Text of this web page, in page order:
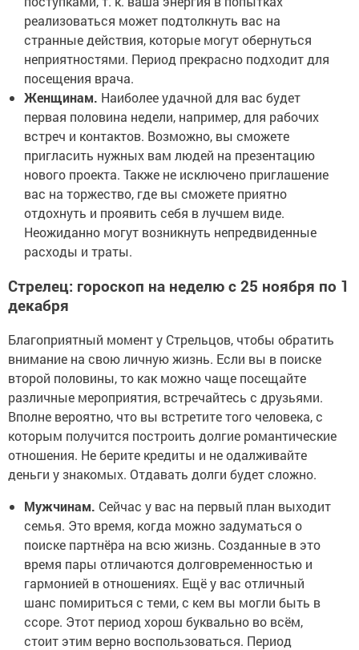
реализоваться может подтолкнуть вас на
странные действия, которые могут обернуться
неприятностями. Период прекрасно подходит для
посещения врача.
Женщинам. Наиболее удачной для вас будет
первая половина недели, например, для рабочих
встреч и контактов. Возможно, вы сможете
пригласить нужных вам людей на презентацию
нового проекта. Также не исключено приглашение
вас на торжество, где вы сможете приятно
отдохнуть и проявить себя в лучшем виде.
Неожиданно могут возникнуть непредвиденные
расходы и траты.
Стрелец: гороскоп на неделю с 25 ноября по 1
декабря
Благоприятный момент у Стрельцов, чтобы обратить
внимание на свою личную жизнь. Если вы в поиске
второй половины, то как можно чаще посещайте
различные мероприятия, встречайтесь с друзьями.
Вполне вероятно, что вы встретите того человека, с
которым получится построить долгие романтические
отношения. Не берите кредиты и не одалживайте
деньги у знакомых. Отдавать долги будет сложно.
Мужчинам. Сейчас у вас на первый план выходит
семья. Это время, когда можно задуматься о
поиске партнёра на всю жизнь. Созданные в это
время пары отличаются долговременностью и
гармонией в отношениях. Ещё у вас отличный
шанс помириться с теми, с кем вы могли быть в
ссоре. Этот период хорош буквально во всём,
стоит этим верно воспользоваться. Период